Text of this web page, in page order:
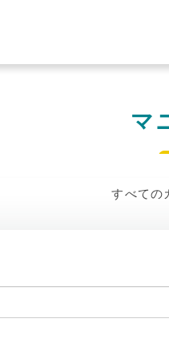
マ
すべて